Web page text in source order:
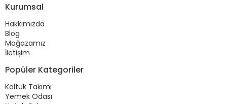
Kurumsal
Hakkımızda
Blog
Mağazamız
İletişim
Popüler Kategoriler
Koltuk Takımı
Yemek Odası